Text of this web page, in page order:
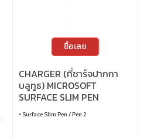
ซื้อเลย
CHARGER (ที่ชาร์จปากกา
บลูทูธ) MICROSOFT
SURFACE SLIM PEN
CHARGER (BLACK)
• Surface Slim Pen / Pen 2